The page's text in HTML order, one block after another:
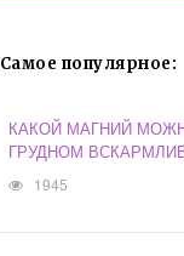
Самое популярное:
КАКОЙ МАГНИЙ
ГРУДНОМ
1945